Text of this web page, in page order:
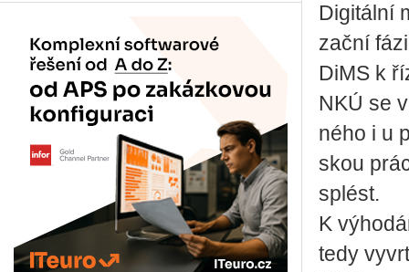
Di­gi­tál­ní
zač­ní
DiMS k
NKÚ se
né­ho i u
skou
splést.
K
tedy